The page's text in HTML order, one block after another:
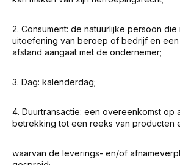
2. Consument: de natuurlijke persoon
uitoefening van beroep of bedrijf en
afstand aangaat met de ondernemer;
3. Dag: kalenderdag;
4. Duurtransactie: een overeenkomst op
betrekking tot een reeks van producten
waarvan de leverings- en/of